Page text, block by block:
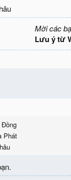
Mời các
Lưu ý từ
Đồng
Phát